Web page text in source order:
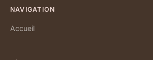
NAVIGATION
Accueil